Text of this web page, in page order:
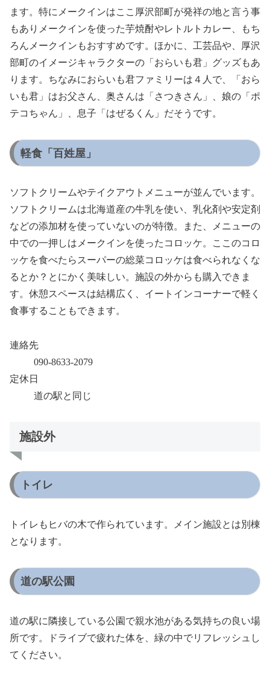
ます。特にメークインはここ厚沢部町が発祥の地と言う事
もありメークインを使った芋焼酎やレトルトカレー、もち
ろんメークインもおすすめです。ほかに、工芸品や、厚沢
部町のイメージキャラクターの「おらいも君」グッズもあ
ります。ちなみにおらいも君ファミリーは４人で、「おら
いも君」はお父さん、奥さんは「さつきさん」、娘の「ポ
テコちゃん」、息子「はぜるくん」だそうです。
軽食「百姓屋」
ソフトクリームやテイクアウトメニューが並んでいます。
ソフトクリームは北海道産の牛乳を使い、乳化剤や安定剤
などの添加材を使っていないのが特徴。また、メニューの
中での一押しはメークインを使ったコロッケ。ここのコロ
ッケを食べたらスーパーの総菜コロッケは食べられなくな
るとか？とにかく美味しい。施設の外からも購入できま
す。休憩スペースは結構広く、イートインコーナーで軽く
食事することもできます。
連絡先
090-8633-2079
定休日
道の駅と同じ
施設外
トイレ
トイレもヒバの木で作られています。メイン施設とは別棟
となります。
道の駅公園
道の駅に隣接している公園で親水池がある気持ちの良い場
所です。ドライブで疲れた体を、緑の中でリフレッシュし
てください。